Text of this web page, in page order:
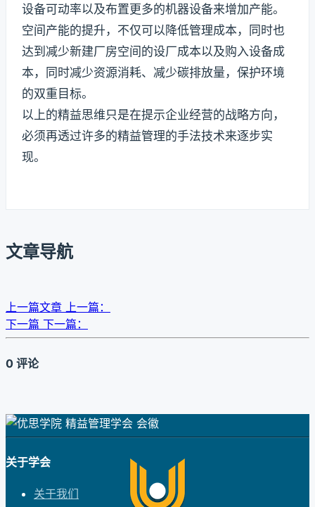
设备可动率以及布置更多的机器设备来增加产能。
空间产能的提升，不仅可以降低管理成本，同时也
达到减少新建厂房空间的设厂成本以及购入设备成
本，同时减少资源消耗、减少碳排放量，保护环境
的双重目标。
以上的精益思维只是在提示企业经营的战略方向，
必须再透过许多的精益管理的手法技术来逐步实
现。
文章导航
上一篇文章 上一篇：
下一篇 下一篇：
0 评论
关于学会
关于我们